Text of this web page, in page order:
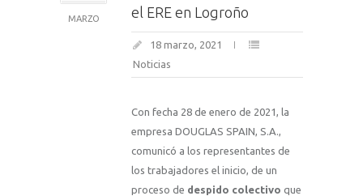
MARZO
el ERE en Logroño
18 marzo, 2021
Noticias
Con fecha 28 de enero de 2021, la
empresa DOUGLAS SPAIN, S.A.,
comunicó a los representantes de
los trabajadores el inicio, de un
proceso de despido colectivo que